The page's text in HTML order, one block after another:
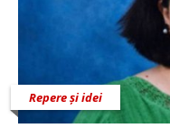
Repere și idei